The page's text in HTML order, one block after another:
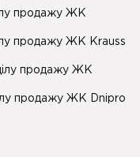
продажу ЖК
продажу ЖК Krauss
продажу ЖК
продажу ЖК Dnipro